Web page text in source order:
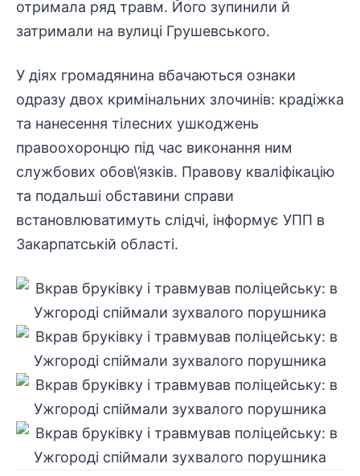
отримала ряд травм. Його зупинили й
затримали на вулиці Грушевського.
У діях громадянина вбачаються ознаки
одразу двох кримінальних злочинів: крадіжка
та нанесення тілесних ушкоджень
правоохоронцю під час виконання ним
службових обов\’язків. Правову кваліфікацію
та подальші обставини справи
встановлюватимуть слідчі, інформує УПП в
Закарпатській області.